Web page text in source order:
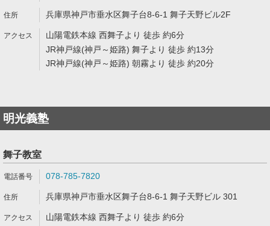
兵庫県神戸市垂水区舞子台8-6-1 舞子天野ビル2F
山陽電鉄本線 西舞子より 徒歩 約6分
JR神戸線(神戸～姫路) 舞子より 徒歩 約13分
JR神戸線(神戸～姫路) 朝霧より 徒歩 約20分
明光義塾
舞子教室
078-785-7820
兵庫県神戸市垂水区舞子台8-6-1 舞子天野ビル 301
山陽電鉄本線 西舞子より 徒歩 約6分